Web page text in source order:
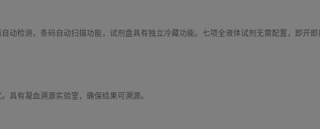
动检测，条码自动扫描功能，试剂盘具有独立冷藏功能。七项全液体试剂无需配置，即开即
具有凝血溯源实验室，确保结果可溯源。